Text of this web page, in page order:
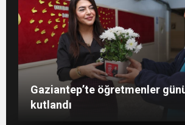
Konukoğlu: Türkiye ekonomisine 11 farklı
sektörde değer katıyoruz
Gaziantep’te öğretmenler
kutlandı
Şahin: “İstikbalimizi